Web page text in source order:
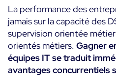
La performance des
jamais sur la capacité des
supervision orientée
orientés métiers. Gagner
équipes IT se traduit
avantages concurrentiels